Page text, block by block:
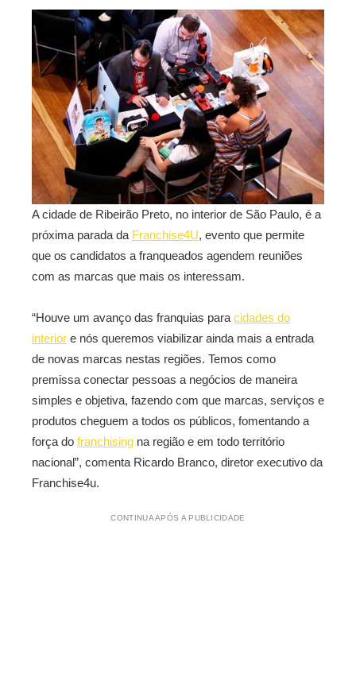
A cidade de Ribeirão Preto, no interior de São Paulo, é a
próxima parada da Franchise4U, evento que permite
que os candidatos a franqueados agendem reuniões
com as marcas que mais os interessam.
“Houve um avanço das franquias para cidades do
interior e nós queremos viabilizar ainda mais a entrada
de novas marcas nestas regiões. Temos como
premissa conectar pessoas a negócios de maneira
simples e objetiva, fazendo com que marcas, serviços e
produtos cheguem a todos os públicos, fomentando a
força do franchising na região e em todo território
nacional”, comenta Ricardo Branco, diretor executivo da
Franchise4u.
CONTINUA APÓS A PUBLICIDADE